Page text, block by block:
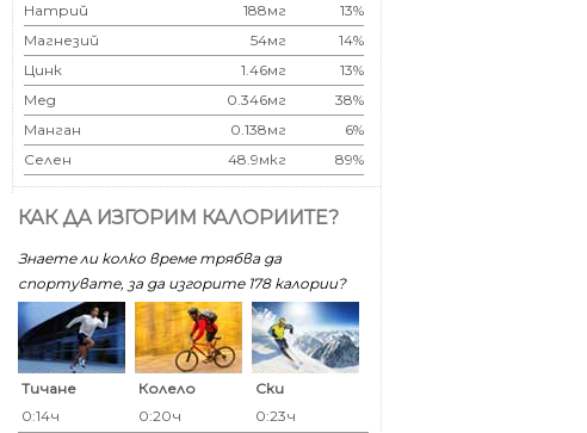
Натрий
188мг
13%
Магнезий
54мг
14%
Цинк
1.46мг
13%
Мед
0.346мг
38%
Манган
0.138мг
6%
Селен
48.9мкг 89%
КАК ДА ИЗГОРИМ КАЛОРИИТЕ?
Знаете ли колко време трябва да
спортувате, за да изгорите 178 калoрии?
Тичане
0:14ч
Колело
0:20ч
Ски
0:23ч